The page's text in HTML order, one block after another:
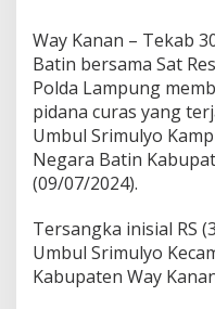
Way Kanan – Tekab
Batin bersama Sat
Polda Lampung
pidana curas yang
Umbul Srimulyo
Negara Batin
(09/07/2024).
Tersangka inisial RS
Umbul Srimulyo
Kabupaten Way